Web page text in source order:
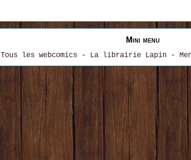
Mini menu
Tous les webcomics- La librairie Lapin-